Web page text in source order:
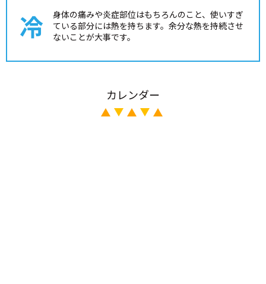
冷
身体の痛みや炎症部位はもちろんのこと、使いすぎ
ている部分には熱を持ちます。余分な熱を持続させ
ないことが大事です。
カレンダー